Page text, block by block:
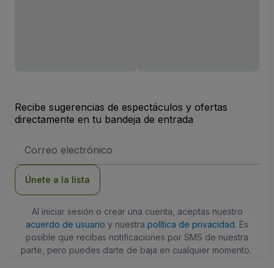
Recibe sugerencias de espectáculos y ofertas
directamente en tu bandeja de entrada
de
Únete a la lista
Al iniciar sesión o crear una cuenta, aceptas nuestro
acuerdo de usuario y nuestra política de privacidad. Es
posible que recibas notificaciones por SMS de nuestra
parte, pero puedes darte de baja en cualquier momento.